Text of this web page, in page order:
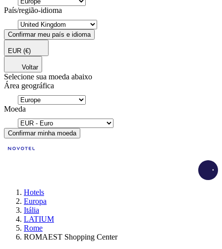
País/região-idioma
Confirmar meu país e idioma
EUR (€)
Voltar
Selecione sua moeda abaixo
Área geográfica
Moeda
Confirmar minha moeda
Hotels
Europa
Itália
LATIUM
Rome
ROMAEST Shopping Center